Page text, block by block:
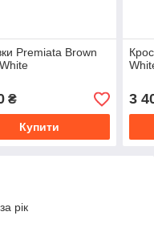
Premiata Brown
₴
Купити
3
рік